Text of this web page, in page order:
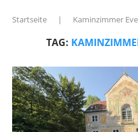
Startseite | Kaminzimmer
TAG: